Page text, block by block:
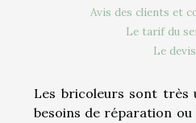
Avis des clients et
Le tarif du
Le devis
Les bricoleurs sont très
besoins de réparation